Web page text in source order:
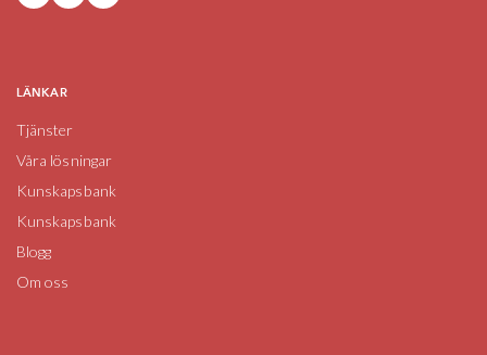
LÄNKAR
Tjänster
Våra lösningar
Kunskapsbank
Kunskapsbank
Blogg
Om oss